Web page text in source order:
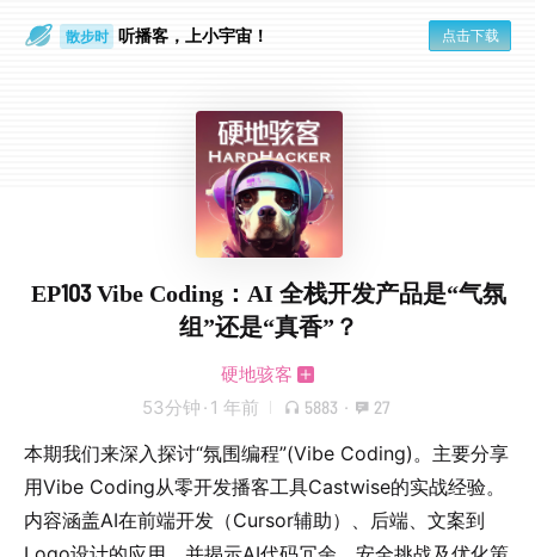
通勤路上听播客，上小宇宙！ 点击下载
EP103 Vibe Coding：AI 全栈开发产品是“气氛
组”还是“真香”？
硬地骇客
53分钟 · 1 年前 5883 · 27
本期我们来深入探讨“氛围编程”(Vibe Coding)。主要分享
用Vibe Coding从零开发播客工具Castwise的实战经验。
内容涵盖AI在前端开发（Cursor辅助）、后端、文案到